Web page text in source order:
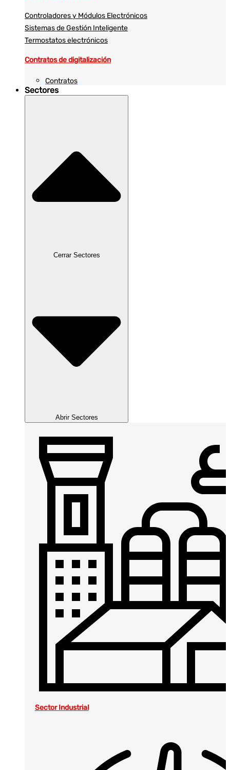
Controladores y Módulos Electrónicos
Sistemas de Gestión Inteligente
Termostatos electrónicos
Contratos de digitalización
Contratos
Sectores
Cerrar Sectores
Abrir Sectores
Sector Industrial